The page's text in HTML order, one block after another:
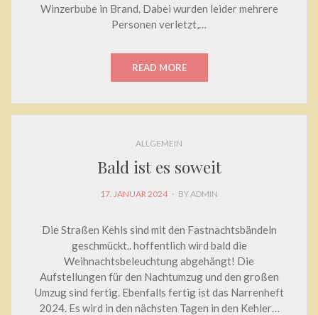
Winzerbube in Brand. Dabei wurden leider mehrere
Personen verletzt,…
READ MORE
ALLGEMEIN
Bald ist es soweit
POSTED
17. JANUAR 2024 BYADMIN
Die Straßen Kehls sind mit den Fastnachtsbändeln
geschmückt.. hoffentlich wird bald die
Weihnachtsbeleuchtung abgehängt! Die
Aufstellungen für den Nachtumzug und den großen
Umzug sind fertig. Ebenfalls fertig ist das Narrenheft
2024. Es wird in den nächsten Tagen in den Kehler…